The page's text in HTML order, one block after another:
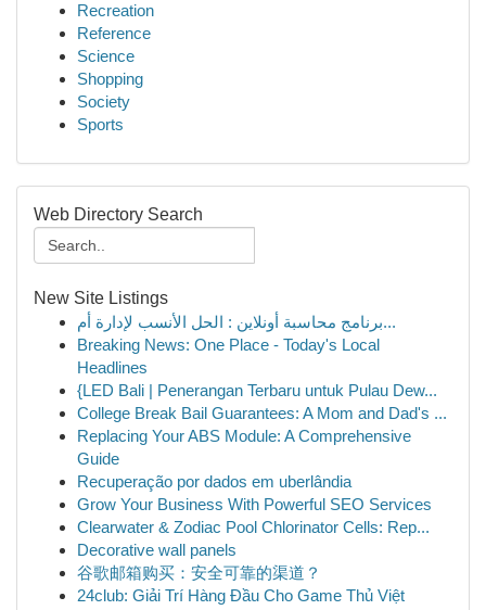
Recreation
Reference
Science
Shopping
Society
Sports
Web Directory Search
New Site Listings
برنامج محاسبة أونلاين : الحل الأنسب لإدارة أم...
Breaking News: One Place - Today's Local
Headlines
{LED Bali | Penerangan Terbaru untuk Pulau Dew...
College Break Bail Guarantees: A Mom and Dad's ...
Replacing Your ABS Module: A Comprehensive
Guide
Recuperação por dados em uberlândia
Grow Your Business With Powerful SEO Services
Clearwater & Zodiac Pool Chlorinator Cells: Rep...
Decorative wall panels
谷歌邮箱购买：安全可靠的渠道？
24club: Giải Trí Hàng Đầu Cho Game Thủ Việt